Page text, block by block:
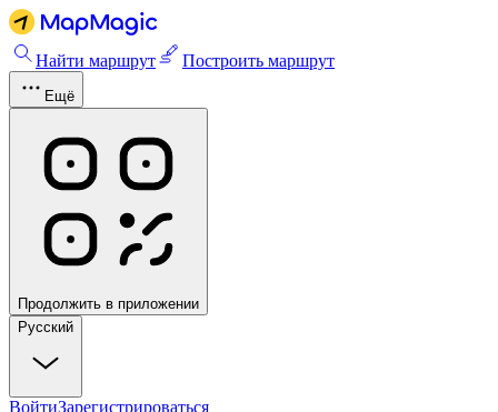
Найти маршрут Построить маршрут
Ещё
Продолжить в приложении
Русский
ВойтиЗарегистрироваться